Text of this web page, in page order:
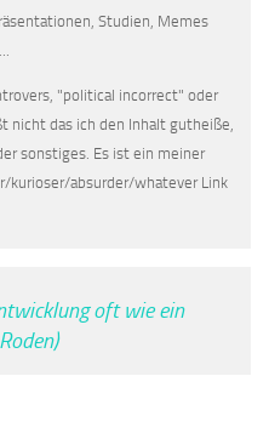
Studien, Memes
"political incorrect" oder
nicht das ich den Inhalt gutheiße,
sonstiges. Es ist ein meiner
kurioser/absurder/whatever Link
oft wie ein